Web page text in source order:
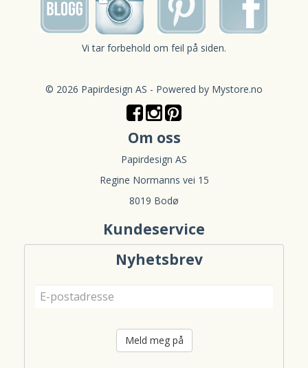
Vi tar forbehold om feil på siden.
© 2026 Papirdesign AS - Powered by Mystore.no
Om oss
Papirdesign AS
Regine Normanns vei 15
8019 Bodø
Kundeservice
Nyhetsbrev
Meld meg på